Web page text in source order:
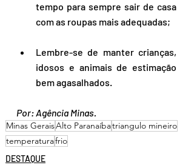
tempo para sempre sair de casa
com as roupas mais adequadas;
Lembre-se de manter crianças,
idosos e animais de estimação
bem agasalhados.
Por: Agência Minas.
Minas GeraisAlto Paranaíbatriangulo mineiro
temperaturafrio
DESTAQUE